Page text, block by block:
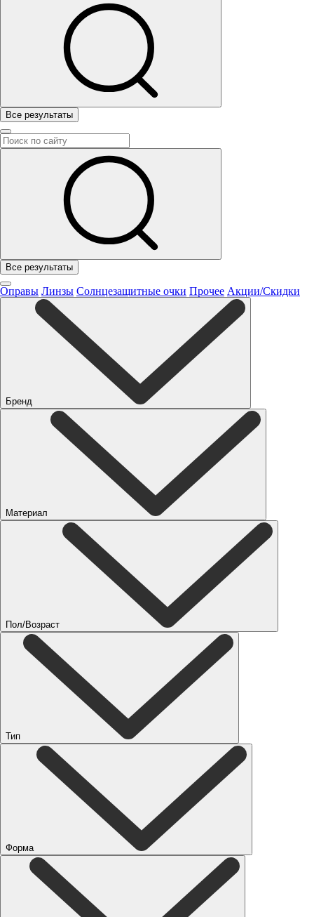
Все результаты
Все результаты
Оправы Линзы Солнцезащитные очки Прочее Акции/Скидки
Бренд
Материал
Пол/Возраст
Тип
Форма